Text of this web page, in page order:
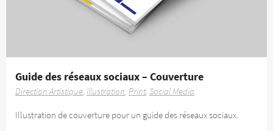
Guide des réseaux sociaux – Couverture
Direction Artistique Illustration Print Social Media
Illustration de couverture pour un guide des réseaux sociaux.